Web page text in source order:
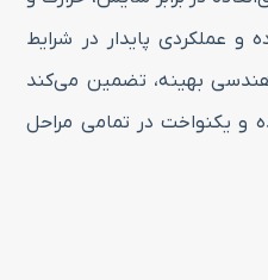
و عملکردی پایدار در شرایط
بهینه، تضمین می‌کند
و یکنواخت در تمامی مراحل